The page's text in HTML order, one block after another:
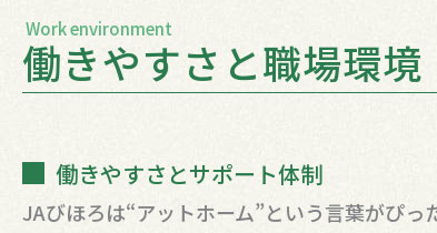
Work environment
働きやすさと職場環境
働きやすさとサポート体制
JAびほろは“アットホーム”という言葉がぴっ